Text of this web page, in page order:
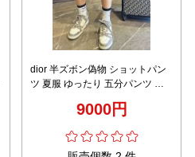
dior 半ズボン偽物 ショットパン
ツ 夏服 ゆったり 五分パンツ カ
9000円